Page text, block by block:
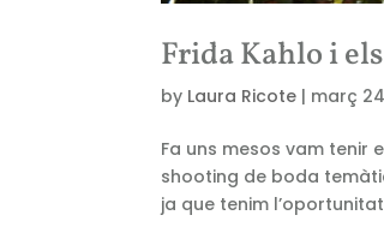
Frida Kahlo i
by Laura Ricote | març
Fa uns mesos vam tenir
shooting de boda
ja que tenim